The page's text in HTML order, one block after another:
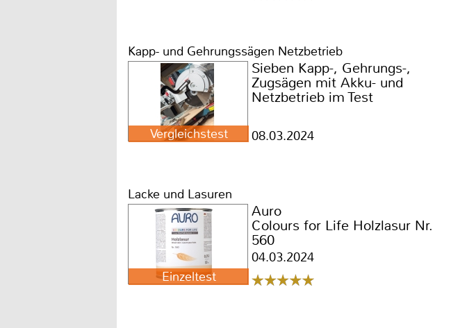
Kapp- und Gehrungssägen Netzbetrieb
Vergleichstest
Sieben Kapp-, Gehrungs-,
Zugsägen mit Akku- und
Netzbetrieb im Test
08.03.2024
Lacke und Lasuren
Einzeltest
Auro
Colours for Life Holzlasur Nr.
560
04.03.2024